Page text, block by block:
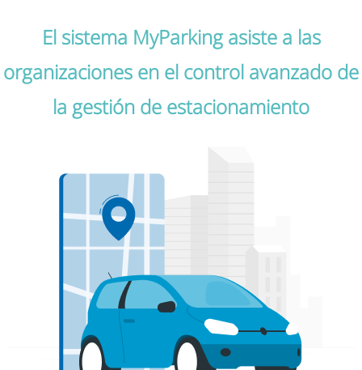
El sistema MyParking asiste a las
organizaciones en el control avanzado de
la gestión de estacionamiento